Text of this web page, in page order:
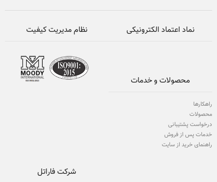
نظام مدیریت کیفیت نماد اعتماد الکترونیکی
محصولات و خدمات
راهکارها
محصولات
درخواست پشتیبانی
خدمات پس از فروش
راهنمای خرید از سایت
شرکت فاراتل